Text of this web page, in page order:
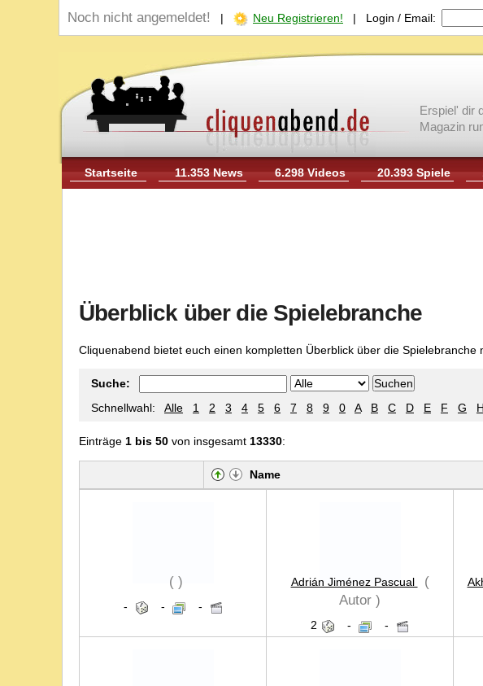
Noch nicht angemeldet! | Neu Registrieren! | Login / Email:
Erspiel' dir
Magazin
Startseite 11.353 News 6.298 Videos 20.393 Spiele
Überblick über die Spielebranche
Cliquenabend bietet euch einen kompletten Überblick über die
Suche:
Schnellwahl: Alle 1 2 3 4 5 6 7 8 9 0 A B C D E F G H
Einträge 1 bis 50 von insgesamt 13330:
Name
( )
- - -
Adrián Jiménez Pascual
(
Autor )
2 - -